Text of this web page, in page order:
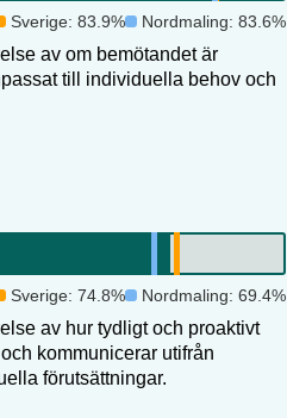
Sverige: 83.9% Nordmaling: 83.6%
av om bemötandet är
till individuella behov och
Sverige: 74.8% Nordmaling: 69.4%
av hur tydligt och proaktivt
kommunicerar utifrån
förutsättningar.